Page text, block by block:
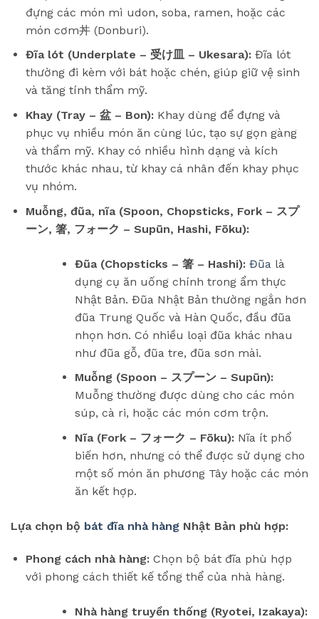
đựng các món mì udon, soba, ramen, hoặc các
món cơm丼 (Donburi).
Đĩa lót (Underplate – 受け皿 – Ukesara):Đĩa lót
thường đi kèm với bát hoặc chén, giúp giữ vệ sinh
và tăng tính thẩm mỹ.
Khay (Tray – 盆 – Bon):Khay dùng để đựng và
phục vụ nhiều món ăn cùng lúc, tạo sự gọn gàng
và thẩm mỹ. Khay có nhiều hình dạng và kích
thước khác nhau, từ khay cá nhân đến khay phục
vụ nhóm.
Muỗng, đũa, nĩa (Spoon, Chopsticks, Fork – スプ
ーン, 箸, フォーク – Supūn, Hashi, Fōku):
Đũa (Chopsticks – 箸 – Hashi): Đũa là
dụng cụ ăn uống chính trong ẩm thực
Nhật Bản. Đũa Nhật Bản thường ngắn hơn
đũa Trung Quốc và Hàn Quốc, đầu đũa
nhọn hơn. Có nhiều loại đũa khác nhau
như đũa gỗ, đũa tre, đũa sơn mài.
Muỗng (Spoon – スプーン – Supūn):
Muỗng thường được dùng cho các món
súp, cà ri, hoặc các món cơm trộn.
Nĩa (Fork – フォーク – Fōku):Nĩa ít phổ
biến hơn, nhưng có thể được sử dụng cho
một số món ăn phương Tây hoặc các món
ăn kết hợp.
Lựa chọn bộ bát đĩa nhà hàng Nhật Bản phù hợp:
Phong cách nhà hàng:Chọn bộ bát đĩa phù hợp
với phong cách thiết kế tổng thể của nhà hàng.
Nhà hàng truyền thống (Ryotei, Izakaya):